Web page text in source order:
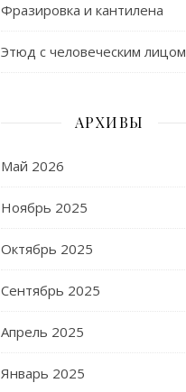
Фразировка и кантилена
Этюд с человеческим лицом
АРХИВЫ
Май 2026
Ноябрь 2025
Октябрь 2025
Сентябрь 2025
Апрель 2025
Январь 2025